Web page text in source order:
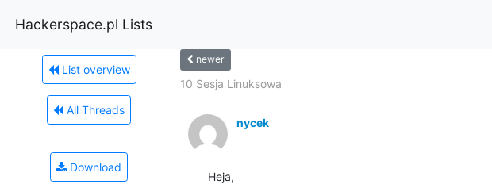
Hackerspace.pl Lists
List overview
All Threads
Download
newer
10 Sesja Linuksowa
nycek
Heja,